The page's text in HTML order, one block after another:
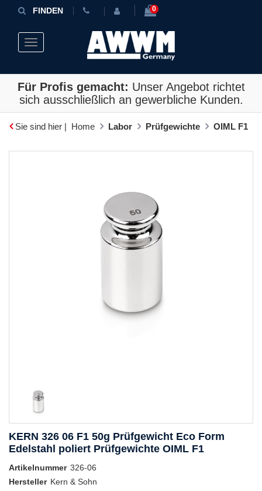
FINDEN 0
Toggle navigation
Für Profis gemacht: Unser Angebot richtet
sich ausschließlich an gewerbliche Kunden.
Sie sind hier | Home Labor Prüfgewichte OIML F1
KERN 326 06 F1 50g Prüfgewicht Eco Form
Edelstahl poliert Prüfgewichte OIML F1
Artikelnummer 326-06
Hersteller Kern & Sohn